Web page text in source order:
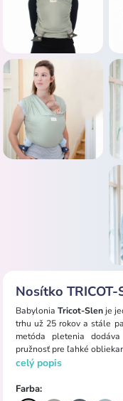
Nosítko
Babylonia Tricot-Slenje
trhu už 25 rokov a stále
metóda pletenia
pružnosť pre ľahké
celý popis
Farba: